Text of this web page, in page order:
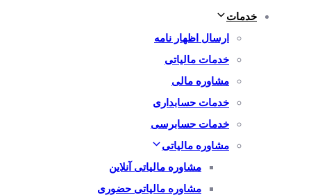
خدمات
ارسال اظهار نامه
خدمات مالیاتی
مشاوره مالی
خدمات حسابداری
خدمات حسابرسی
مشاوره مالیاتی
مشاوره مالیاتی آنلاین
مشاوره مالیاتی حضوری